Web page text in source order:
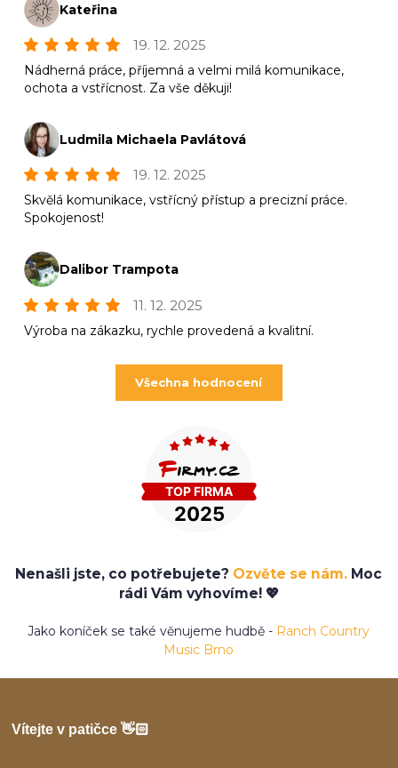
Kateřina
19. 12. 2025
Nádherná práce, příjemná a velmi milá komunikace,
ochota a vstřícnost. Za vše děkuji!
Ludmila Michaela Pavlátová
19. 12. 2025
Skvělá komunikace, vstřícný přístup a precizní práce.
Spokojenost!
Dalibor Trampota
11. 12. 2025
Výroba na zákazku, rychle provedená a kvalitní.
Všechna hodnocení
Nenašli jste, co potřebujete? Ozvěte se nám. Moc
rádi Vám vyhovíme! 💖
Jako koníček se také věnujeme hudbě - Ranch Country
Music Brno
Vítejte v patičce 👋🏻